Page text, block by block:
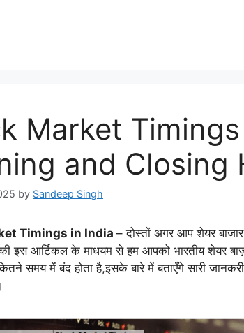
Market
and Closing
by Sandeep Singh
Timings in India – दोस्तों अगर आप शेयर
इस आर्टिकल के माधयम से हम आपको भारतीय शेयर
समय में बंद होता है,इसके बारे में बताएँगे सारी